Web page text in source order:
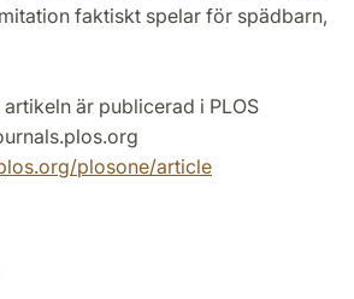
faktiskt spelar för spädbarn,
är publicerad i PLOS
plosone/article